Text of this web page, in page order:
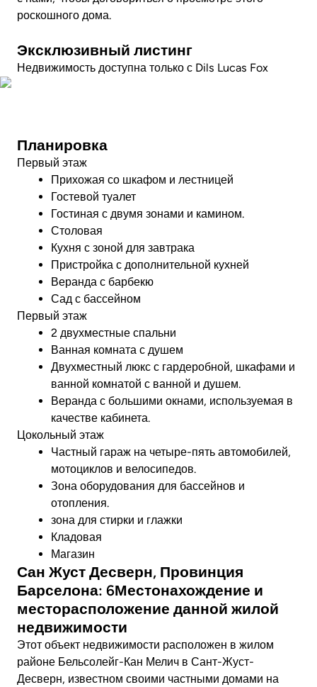
роскошного дома.
Эксклюзивный листинг
Недвижимость доступна только с Dils Lucas Fox
Планировка
Первый этаж
Прихожая со шкафом и лестницей
Гостевой туалет
Гостиная с двумя зонами и камином.
Столовая
Кухня с зоной для завтрака
Пристройка с дополнительной кухней
Веранда с барбекю
Сад с бассейном
Первый этаж
2 двухместные спальни
Ванная комната с душем
Двухместный люкс с гардеробной, шкафами и
ванной комнатой с ванной и душем.
Веранда с большими окнами, используемая в
качестве кабинета.
Цокольный этаж
Частный гараж на четыре-пять автомобилей,
мотоциклов и велосипедов.
Зона оборудования для бассейнов и
отопления.
зона для стирки и глажки
Кладовая
Магазин
Сан Жуст Десверн, Провинция
Барселона: 6Местонахождение и
месторасположение данной жилой
недвижимости
Этот объект недвижимости расположен в жилом
районе Бельсолейг-Кан Мелич в Сант-Жуст-
Десверн, известном своими частными домами на